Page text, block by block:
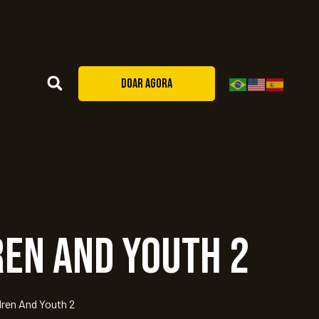
DOAR AGORA
and Youth 2
And Youth 2